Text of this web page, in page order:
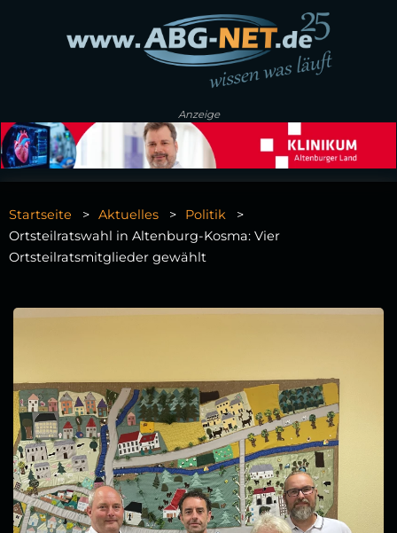
Anzeige
Startseite Aktuelles
Politik
Ortsteilratswahl in Altenburg-Kosma: Vier
Ortsteilratsmitglieder gewählt